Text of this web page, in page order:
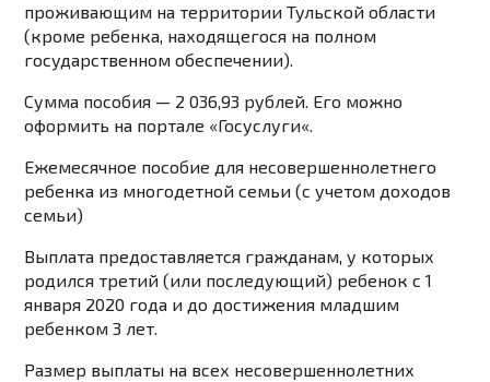
проживающим на территории Тульской области
(кроме ребенка, находящегося на полном
государственном обеспечении).
Сумма пособия — 2 036,93 рублей. Его можно
оформить на портале «Госуслуги«.
Ежемесячное пособие для несовершеннолетнего
ребенка из многодетной семьи (с учетом доходов
семьи)
Выплата предоставляется гражданам, у которых
родился третий (или последующий) ребенок с 1
января 2020 года и до достижения младшим
ребенком 3 лет.
Размер выплаты на всех несовершеннолетних